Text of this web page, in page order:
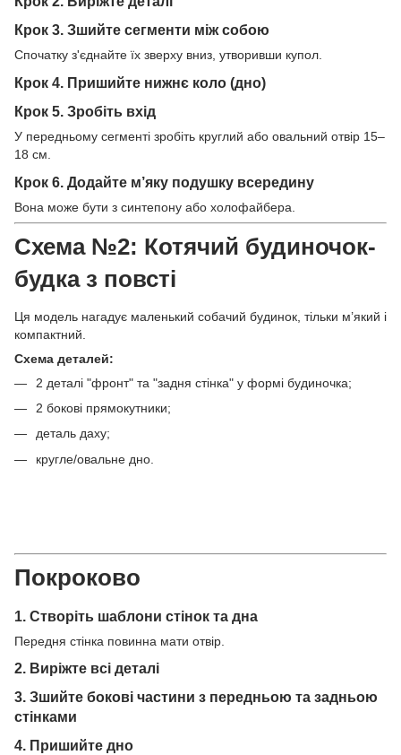
Крок 3. Зшийте сегменти між собою
Спочатку з'єднайте їх зверху вниз, утворивши купол.
Крок 4. Пришийте нижнє коло (дно)
Крок 5. Зробіть вхід
У передньому сегменті зробіть круглий або овальний отвір 15–
18 см.
Крок 6. Додайте м’яку подушку всередину
Вона може бути з синтепону або холофайбера.
Схема №2: Котячий будиночок-
будка з повсті
Ця модель нагадує маленький собачий будинок, тільки м’який і
компактний.
Схема деталей:
2 деталі "фронт" та "задня стінка" у формі будиночка;
2 бокові прямокутники;
деталь даху;
кругле/овальне дно.
Покроково
1. Створіть шаблони стінок та дна
Передня стінка повинна мати отвір.
2. Виріжте всі деталі
3. Зшийте бокові частини з передньою та задньою
стінками
4. Пришийте дно